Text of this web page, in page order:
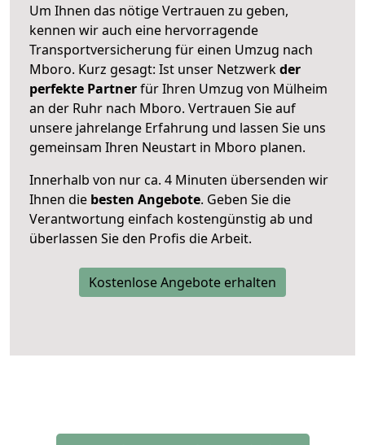
Um Ihnen das nötige Vertrauen zu geben,
kennen wir auch eine hervorragende
Transportversicherung für einen Umzug nach
Mboro. Kurz gesagt: Ist unser Netzwerkder
perfekte Partnerfür Ihren Umzug von Mülheim
an der Ruhr nach Mboro. Vertrauen Sie auf
unsere jahrelange Erfahrung und lassen Sie uns
gemeinsam Ihren Neustart in Mboro planen.
Innerhalb von nur ca. 4 Minuten übersenden wir
Ihnen die besten Angebote. Geben Sie die
Verantwortung einfach kostengünstig ab und
überlassen Sie den Profis die Arbeit.
Kostenlose Angebote erhalten